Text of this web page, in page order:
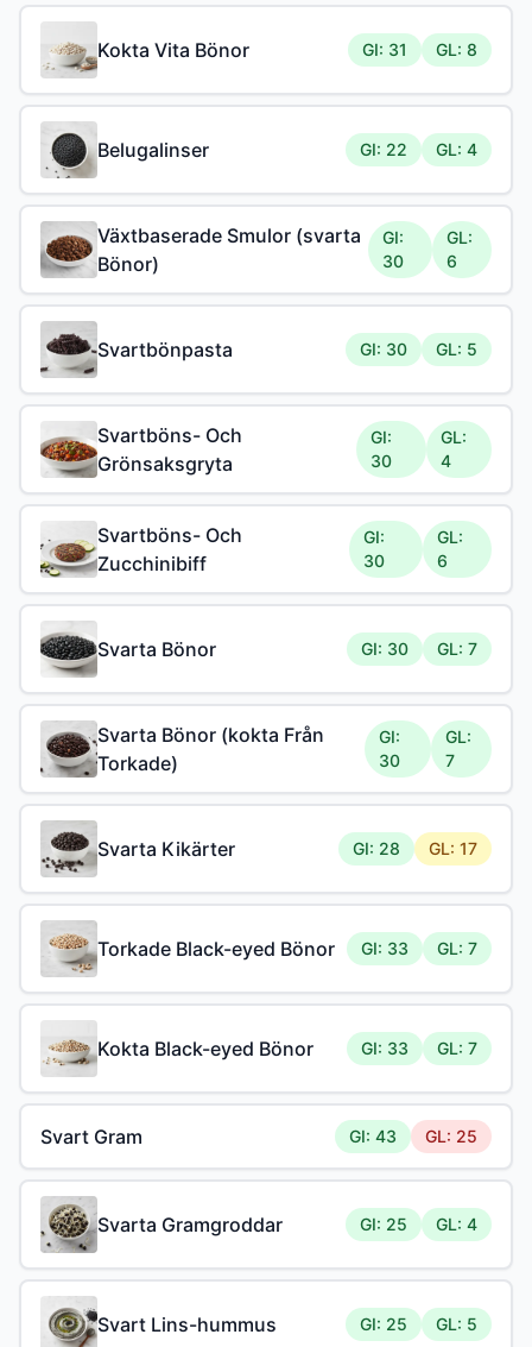
Kokta Vita Bönor GI: 31 GL: 8
Belugalinser GI: 22 GL: 4
Växtbaserade Smulor (svarta
Bönor)
GI:
30
GL:
6
Svartbönpasta GI: 30 GL: 5
Svartböns- Och
Grönsaksgryta
GI:
30
GL:
4
Svartböns- Och
Zucchinibiff
GI:
30
GL:
6
Svarta Bönor GI: 30 GL: 7
Svarta Bönor (kokta Från
Torkade)
GI:
30
GL:
7
Svarta Kikärter GI: 28 GL: 17
Torkade Black-eyed Bönor GI: 33 GL: 7
Kokta Black-eyed Bönor GI: 33 GL: 7
Svart Gram GI: 43 GL: 25
Svarta Gramgroddar GI: 25 GL: 4
Svart Lins-hummus GI: 25 GL: 5